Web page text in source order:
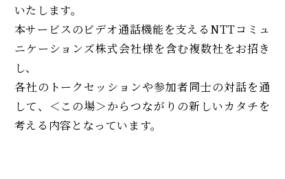
いたします。
本サービスのビデオ通話機能を支えるNTTコミュ
ニケーションズ株式会社様を含む複数社をお招き
し、
各社のトークセッションや参加者同士の対話を通
して、＜この場＞からつながりの新しいカタチを
考える内容となっています。